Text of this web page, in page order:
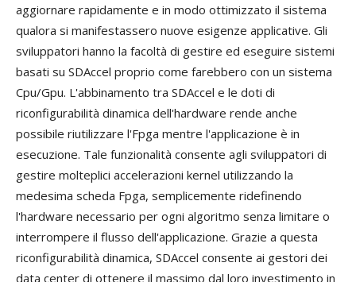
aggiornare rapidamente e in modo ottimizzato il sistema
qualora si manifestassero nuove esigenze applicative. Gli
sviluppatori hanno la facoltà di gestire ed eseguire sistemi
basati su SDAccel proprio come farebbero con un sistema
Cpu/Gpu. L'abbinamento tra SDAccel e le doti di
riconfigurabilità dinamica dell'hardware rende anche
possibile riutilizzare l'Fpga mentre l'applicazione è in
esecuzione. Tale funzionalità consente agli sviluppatori di
gestire molteplici accelerazioni kernel utilizzando la
medesima scheda Fpga, semplicemente ridefinendo
l'hardware necessario per ogni algoritmo senza limitare o
interrompere il flusso dell'applicazione. Grazie a questa
riconfigurabilità dinamica, SDAccel consente ai gestori dei
data center di ottenere il massimo dal loro investimento in